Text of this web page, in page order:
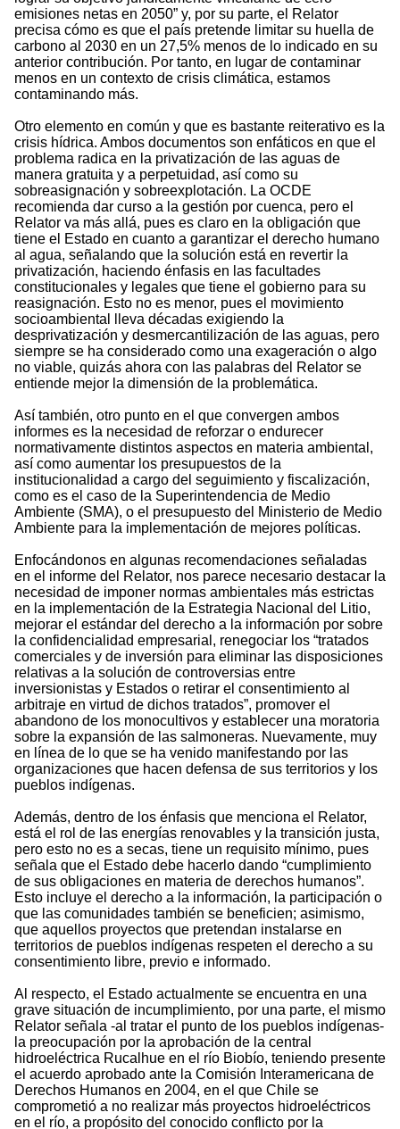
emisiones netas en 2050” y, por su parte, el Relator
precisa cómo es que el país pretende limitar su huella de
carbono al 2030 en un 27,5% menos de lo indicado en su
anterior contribución. Por tanto, en lugar de contaminar
menos en un contexto de crisis climática, estamos
contaminando más.
Otro elemento en común y que es bastante reiterativo es la
crisis hídrica. Ambos documentos son enfáticos en que el
problema radica en la privatización de las aguas de
manera gratuita y a perpetuidad, así como su
sobreasignación y sobreexplotación. La OCDE
recomienda dar curso a la gestión por cuenca, pero el
Relator va más allá, pues es claro en la obligación que
tiene el Estado en cuanto a garantizar el derecho humano
al agua, señalando que la solución está en revertir la
privatización, haciendo énfasis en las facultades
constitucionales y legales que tiene el gobierno para su
reasignación. Esto no es menor, pues el movimiento
socioambiental lleva décadas exigiendo la
desprivatización y desmercantilización de las aguas, pero
siempre se ha considerado como una exageración o algo
no viable, quizás ahora con las palabras del Relator se
entiende mejor la dimensión de la problemática.
Así también, otro punto en el que convergen ambos
informes es la necesidad de reforzar o endurecer
normativamente distintos aspectos en materia ambiental,
así como aumentar los presupuestos de la
institucionalidad a cargo del seguimiento y fiscalización,
como es el caso de la Superintendencia de Medio
Ambiente (SMA), o el presupuesto del Ministerio de Medio
Ambiente para la implementación de mejores políticas.
Enfocándonos en algunas recomendaciones señaladas
en el informe del Relator, nos parece necesario destacar la
necesidad de imponer normas ambientales más estrictas
en la implementación de la Estrategia Nacional del Litio,
mejorar el estándar del derecho a la información por sobre
la confidencialidad empresarial, renegociar los “tratados
comerciales y de inversión para eliminar las disposiciones
relativas a la solución de controversias entre
inversionistas y Estados o retirar el consentimiento al
arbitraje en virtud de dichos tratados”, promover el
abandono de los monocultivos y establecer una moratoria
sobre la expansión de las salmoneras. Nuevamente, muy
en línea de lo que se ha venido manifestando por las
organizaciones que hacen defensa de sus territorios y los
pueblos indígenas.
Además, dentro de los énfasis que menciona el Relator,
está el rol de las energías renovables y la transición justa,
pero esto no es a secas, tiene un requisito mínimo, pues
señala que el Estado debe hacerlo dando “cumplimiento
de sus obligaciones en materia de derechos humanos”.
Esto incluye el derecho a la información, la participación o
que las comunidades también se beneficien; asimismo,
que aquellos proyectos que pretendan instalarse en
territorios de pueblos indígenas respeten el derecho a su
consentimiento libre, previo e informado.
Al respecto, el Estado actualmente se encuentra en una
grave situación de incumplimiento, por una parte, el mismo
Relator señala -al tratar el punto de los pueblos indígenas-
la preocupación por la aprobación de la central
hidroeléctrica Rucalhue en el río Biobío, teniendo presente
el acuerdo aprobado ante la Comisión Interamericana de
Derechos Humanos en 2004, en el que Chile se
comprometió a no realizar más proyectos hidroeléctricos
en el río, a propósito del conocido conflicto por la